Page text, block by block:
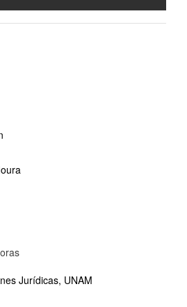
Jurídicas, UNAM